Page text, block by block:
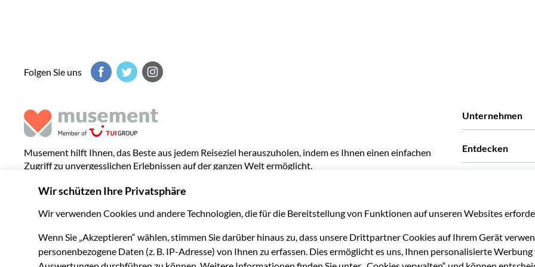
Folgen Sie uns
Musement hilft Ihnen, das Beste aus jedem Reiseziel herauszuholen, indem es Ihnen einen einfachen
Zugriff zu unvergesslichen Erlebnissen auf der ganzen Welt ermöglicht.
Unternehmen
Entdecken
Persönliche
Reiseagenturen